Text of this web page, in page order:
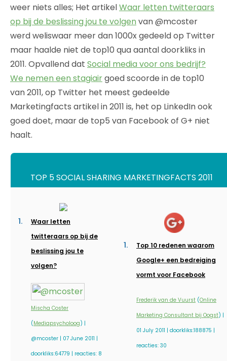
weer niets alles; Het artikelWaar letten twitteraars
op bij de beslissing jou te volgen van @mcoster
werd weliswaar meer dan 1000x gedeeld op Twitter
maar haalde niet de top10 qua aantal doorkliks in
2011. Opvallend dat Social media voor ons bedrijf?
We nemen een stagiairgoed scoorde in de top10
van 2011, op Twitter het meest gedeelde
Marketingfacts artikel in 2011 is, het op LinkedIn ook
goed doet, maar de top5 van Facebook of G+ niet
haalt.
TOP 5 SOCIAL SHARING MARKETINGFACTS 2011
Waar letten
twitteraars op bij de
beslissing jou te
volgen?
Mischa Coster
(Mediapsycholoog) |
@mcoster | 07 June 2011 |
doorkliks:64779 | reacties: 8
Top 10 redenen waarom
Google+ een bedreiging
vormt voor Facebook
Frederik van de Vuurst (Online
Marketing Consultant bij Oogst) |
01 July 2011 | doorkliks:188875 |
reacties: 30